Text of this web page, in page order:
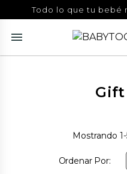
Todo lo que tu bebé
Gift
Mostrando
Ordenar Por: